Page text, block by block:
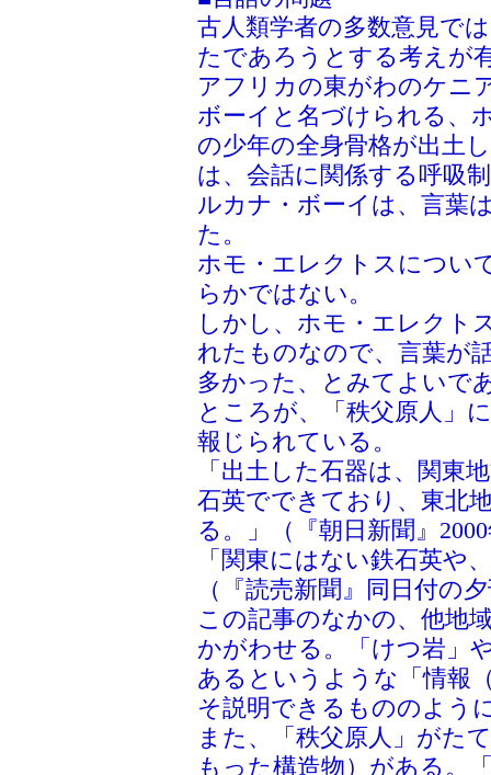
古人類学者の多数意見で
たであろうとする考えが
アフリカの東がわのケニ
ボーイと名づけられる、
の少年の全身骨格が出土
は、会話に関係する呼吸
ルカナ・ボーイは、言葉
た。
ホモ・エレクトスについ
らかではない。
しかし、ホモ・エレクト
れたものなので、言葉が
多かった、とみてよいで
ところが、「秩父原人」
報じられている。
「出土した石器は、関東
石英でできており、東北
る。」（『朝日新聞』
「関東にはない鉄石英や
（『読売新聞』同日付の
この記事のなかの、他地
かがわせる。「けつ岩」
あるというような「情報
そ説明できるもののよう
また、「秩父原人」がた
もった構造物）がある。